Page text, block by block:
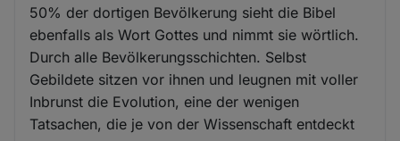
50% der dortigen Bevölkerung sieht die Bibel
ebenfalls als Wort Gottes und nimmt sie wörtlich.
Durch alle Bevölkerungsschichten. Selbst
Gebildete sitzen vor ihnen und leugnen mit voller
Inbrunst die Evolution, eine der wenigen
Tatsachen, die je von der Wissenschaft entdeckt